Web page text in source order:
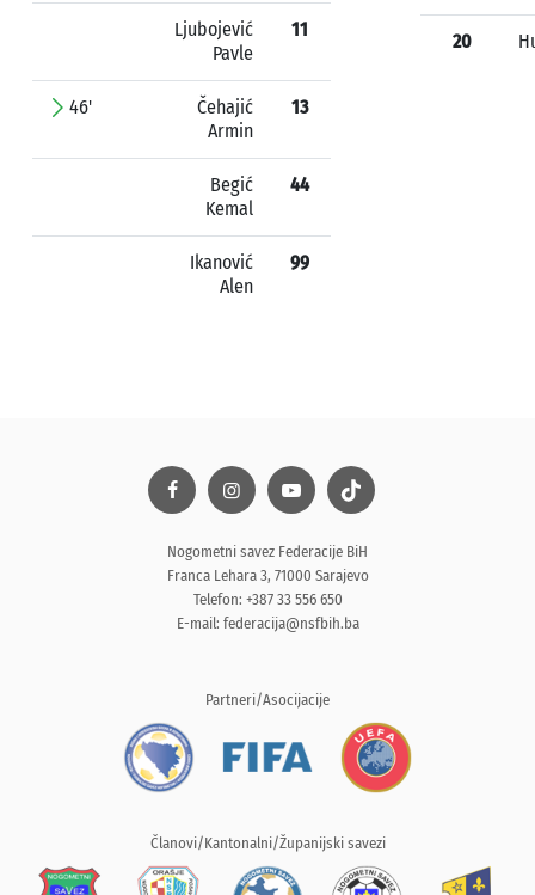
Ljubojević
Pavle
11
46'
Čehajić
Armin
13
Begić
Kemal
44
Ikanović
Alen
99
20
Nogometni savez Federacije BiH
Franca Lehara 3, 71000 Sarajevo
Telefon: +387 33 556 650
E-mail: federacija@nsfbih.ba
Partneri/Asocijacije
Članovi/Kantonalni/Županijski savezi